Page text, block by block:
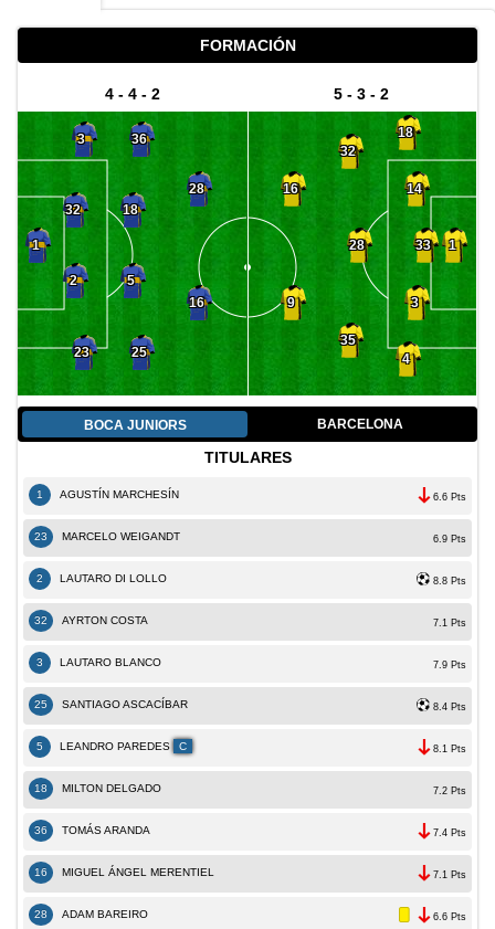
FORMACIÓN
4 - 4 - 2
1
3
32
2
23
36
18
5
25
28
16
5 - 3 - 2
1
18
14
33
3
4
32
28
35
16
9
BOCA JUNIORS BARCELONA
TITULARES
1 AGUSTÍN MARCHESÍN 6.6 Pts
23 MARCELO WEIGANDT 6.9 Pts
2 LAUTARO DI LOLLO 8.8 Pts
32 AYRTON COSTA 7.1 Pts
3 LAUTARO BLANCO 7.9 Pts
25 SANTIAGO ASCACÍBAR 8.4 Pts
5 LEANDRO PAREDES C 8.1 Pts
18 MILTON DELGADO 7.2 Pts
36 TOMÁS ARANDA 7.4 Pts
16 MIGUEL ÁNGEL MERENTIEL 7.1 Pts
28 ADAM BAREIRO 6.6 Pts